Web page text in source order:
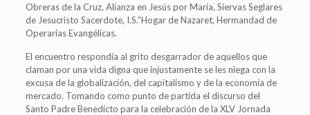
Obreras de la Cruz, Alianza en Jesús por María, Siervas Seglares
de Jesucristo Sacerdote, I.S.”Hogar de Nazaret, Hermandad de
Operarias Evangélicas.
El encuentro respondía al grito desgarrador de aquellos que
claman por una vida digna que injustamente se les niega con la
excusa de la globalización, del capitalismo y de la economía de
mercado. Tomando como punto de partida el discurso del
Santo Padre Benedicto para la celebración de la XLV Jornada